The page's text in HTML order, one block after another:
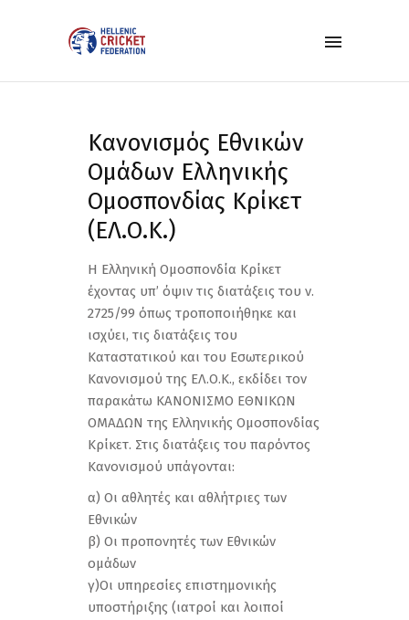
Κανονισμός Εθνικών
Ομάδων Ελληνικής
Ομοσπονδίας Κρίκετ
(ΕΛ.Ο.Κ.)
Η Ελληνική Ομοσπονδία Κρίκετ
έχοντας υπ’ όψιν τις διατάξεις του ν.
2725/99 όπως τροποποιήθηκε και
ισχύει, τις διατάξεις του
Καταστατικού και του Εσωτερικού
Κανονισμού της ΕΛ.Ο.Κ., εκδίδει τον
παρακάτω ΚΑΝΟΝΙΣΜΟ ΕΘΝΙΚΩΝ
ΟΜΑΔΩΝ της Ελληνικής Ομοσπονδίας
Κρίκετ. Στις διατάξεις του παρόντος
Κανονισµού υπάγονται:
α) Οι αθλητές και αθλήτριες των
Εθνικών
β) Οι προπονητές των Εθνικών
οµάδων
γ)Οι υπηρεσίες επιστηµονικής
υποστήριξης (ιατροί και λοιποί